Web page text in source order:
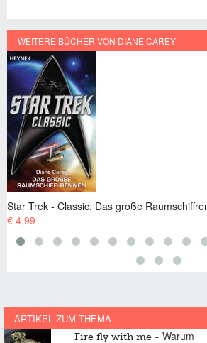
WEITERE BÜCHER VON DIANE CAREY
Star Trek - Classic: Das große
€ 4,99
ARTIKEL ZUM THEMA
Fire fly with me
Warum